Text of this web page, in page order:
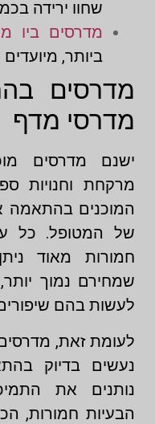
שחוו ירידה
מדרסים ביו
ביותר,
מדרסים
מדרסי מדף
ישנם מדרסים
מרקחת וחנויות
המוכנים בהתאמה
של המטופל. כל
חמורות מאוד
שמחירם נמוך
לעשות בהם שיפורים
לעומת זאת,
נעשים בדיוק
נותנים את
הבעיות חמורות,